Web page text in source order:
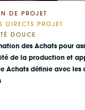
DE PROJET
DIRECTS PROJET
DOUCE
des Achats pour
de la production et
Achats définie avec les